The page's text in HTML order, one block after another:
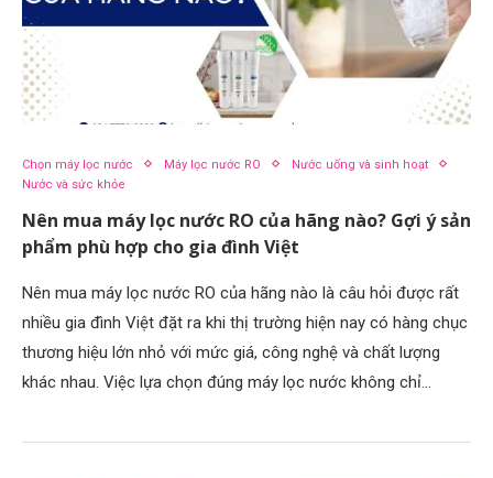
Chọn máy lọc nước Máy lọc nước RO
Nước uống và sinh hoạt
Nước và sức khỏe
Nên mua máy lọc nước RO của hãng nào? Gợi ý sản
phẩm phù hợp cho gia đình Việt
Nên mua máy lọc nước RO của hãng nào là câu hỏi được rất
nhiều gia đình Việt đặt ra khi thị trường hiện nay có hàng chục
thương hiệu lớn nhỏ với mức giá, công nghệ và chất lượng
khác nhau. Việc lựa chọn đúng máy lọc nước không chỉ…